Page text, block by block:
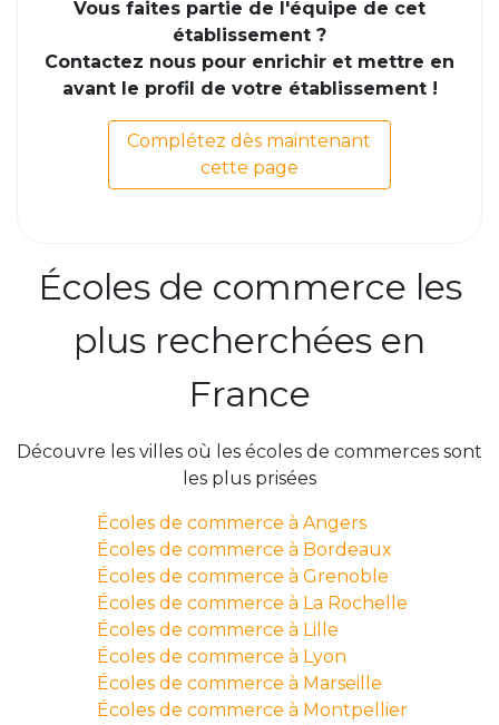
Vous faites partie de l'équipe de cet
établissement ?
Contactez nous pour enrichir et mettre en
avant le profil de votre établissement !
Complétez dès maintenant
cette page
Écoles de commerce les
plus recherchées en
France
Découvre les villes où les écoles de commerces sont
les plus prisées
Écoles de commerce à Angers
Écoles de commerce à Bordeaux
Écoles de commerce à Grenoble
Écoles de commerce à La Rochelle
Écoles de commerce à Lille
Écoles de commerce à Lyon
Écoles de commerce à Marseille
Écoles de commerce à Montpellier